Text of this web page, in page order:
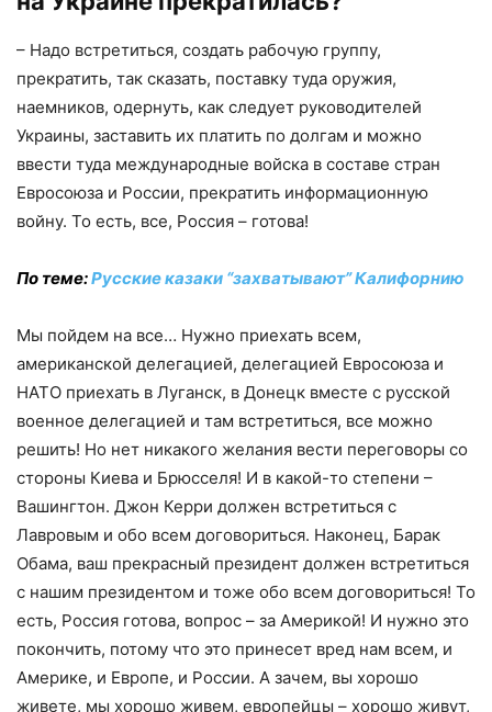
– Надо встретиться, создать рабочую группу,
прекратить, так сказать, поставку туда оружия,
наемников, одернуть, как следует руководителей
Украины, заставить их платить по долгам и можно
ввести туда международные войска в составе стран
Евросоюза и России, прекратить информационную
войну. То есть, все, Россия – готова!
По теме:Русские казаки “захватывают” Калифорнию
Мы пойдем на все… Нужно приехать всем,
американской делегацией, делегацией Евросоюза и
НАТО приехать в Луганск, в Донецк вместе с русской
военное делегацией и там встретиться, все можно
решить! Но нет никакого желания вести переговоры со
стороны Киева и Брюсселя! И в какой-то степени –
Вашингтон. Джон Керри должен встретиться с
Лавровым и обо всем договориться. Наконец, Барак
Обама, ваш прекрасный президент должен встретиться
с нашим президентом и тоже обо всем договориться! То
есть, Россия готова, вопрос – за Америкой! И нужно это
покончить, потому что это принесет вред нам всем, и
Америке, и Европе, и России. А зачем, вы хорошо
живете, мы хорошо живем, европейцы – хорошо живут,